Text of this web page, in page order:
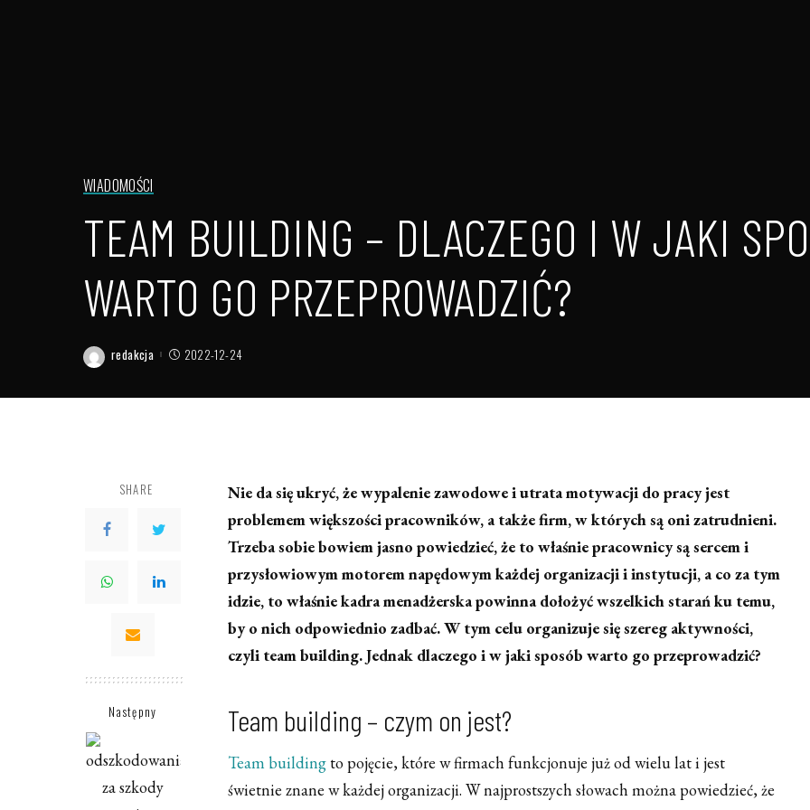
WIADOMOŚCI
TEAM BUILDING – DLACZEGO I W JAKI
WARTO GO PRZEPROWADZIĆ?
Posted
redakcja 2022-12-24
SHARE
Następny
Nie da się ukryć, że wypalenie zawodowe i utrata motywacji do pracy jest
problemem większości pracowników, a także firm, w których są oni zatrudnieni.
Trzeba sobie bowiem jasno powiedzieć, że to właśnie pracownicy są sercem i
przysłowiowym motorem napędowym każdej organizacji i instytucji, a co za tym
idzie, to właśnie kadra menadżerska powinna dołożyć wszelkich starań ku temu,
by o nich odpowiednio zadbać. W tym celu organizuje się szereg aktywności,
czyli team building. Jednak dlaczego i w jaki sposób warto go przeprowadzić?
Team building – czym on jest?
Team buildingto pojęcie, które w firmach funkcjonuje już od wielu lat i jest
świetnie znane w każdej organizacji. W najprostszych słowach można powiedzieć, że